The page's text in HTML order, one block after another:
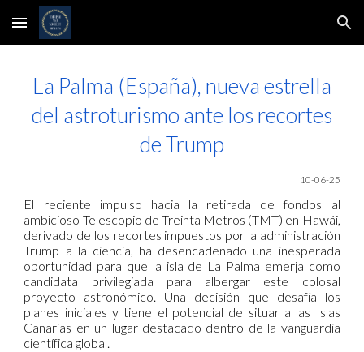
Skip to main content Skip to navigation
La Palma (España), nueva estrella
del astroturismo ante los recortes
de Trump
10-06-25
El reciente impulso hacia la retirada de fondos al
ambicioso Telescopio de Treinta Metros (TMT) en Hawái,
derivado de los recortes impuestos por la administración
Trump a la ciencia, ha desencadenado una inesperada
oportunidad para que la isla de La Palma emerja como
candidata privilegiada para albergar este colosal
proyecto astronómico. Una decisión que desafía los
planes iniciales y tiene el potencial de situar a las Islas
Canarias en un lugar destacado dentro de la vanguardia
científica global.